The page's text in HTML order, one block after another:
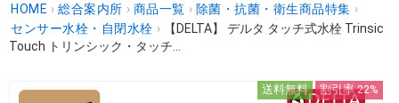
HOME › 総合案内所 › 商品一覧 › 除菌・抗菌・衛生商品特集 ›
センサー水栓・自閉水栓 ›
【DELTA】 デルタ タッチ式水栓 Trinsic
Touch トリンシック・タッチ...
送料無料 割引率 22%